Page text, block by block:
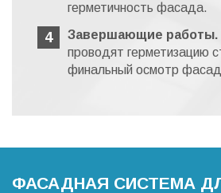
герметичность фасада.
Завершающие работы.
проводят герметизацию
финальный осмотр
ФАСАДНАЯ СИСТЕМА